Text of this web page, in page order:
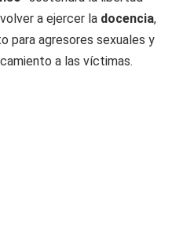
a ejercer la docencia,
para agresores sexuales y
a las víctimas.